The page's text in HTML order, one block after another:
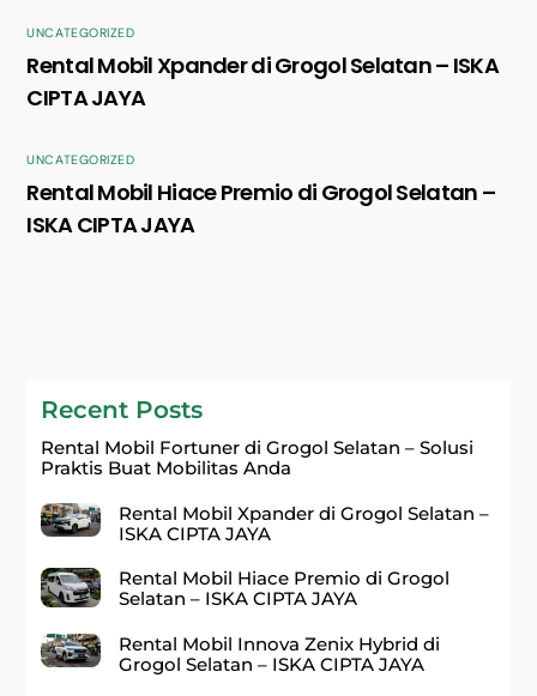
UNCATEGORIZED
Rental Mobil Xpander di Grogol Selatan – ISKA
CIPTA JAYA
UNCATEGORIZED
Rental Mobil Hiace Premio di Grogol Selatan –
ISKA CIPTA JAYA
Recent Posts
Rental Mobil Fortuner di Grogol Selatan – Solusi
Praktis Buat Mobilitas Anda
Rental Mobil Xpander di Grogol Selatan –
ISKA CIPTA JAYA
Rental Mobil Hiace Premio di Grogol
Selatan – ISKA CIPTA JAYA
Rental Mobil Innova Zenix Hybrid di
Grogol Selatan – ISKA CIPTA JAYA